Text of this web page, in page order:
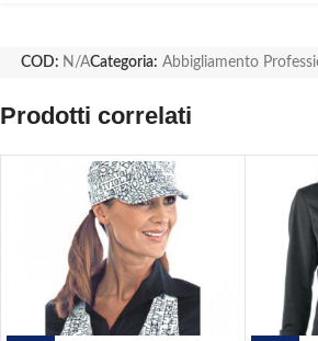
COD: N/ACategoria: Abbigliamento
Prodotti correlati